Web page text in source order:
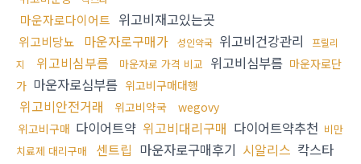
마운자로다이어트 위고비재고있는곳
위고비당뇨 마운자로구매가 성인약국 위고비건강관리
프릴리
지
위고비심부름 마운자로 가격 비교 위고비심부름 마운자로단
가 마운자로심부름 위고비구매대행
위고비안전거래 위고비약국
wegovy
위고비구매 다이어트약 위고비대리구매 다이어트약추천 비만
치료제 대리구매
센트립 마운자로구매후기 시알리스 칵스타